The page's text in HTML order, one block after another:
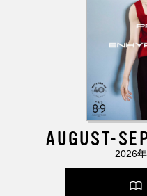
AUGUST-
2026